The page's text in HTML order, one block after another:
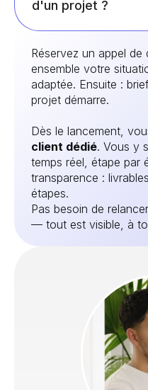
d'un projet ?
Réservez un appel
ensemble votre
adaptée. Ensuite :
projet démarre.
Dès le lancement,
client dédié. Vous y
temps réel, étape par
transparence :
étapes.
Pas besoin de
— tout est visible, à